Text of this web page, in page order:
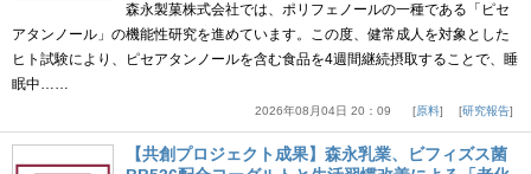
森永製菓株式会社では、ポリフェノールの一種である「ピセ
アタンノール」の機能性研究を進めています。この度、健常成人を対象とした
ヒト試験により、ピセアタンノールを含む食品を4週間継続摂取することで、睡
眠中……
2026年08月04日 20：09 原料 研究報告
【共創プロジェクト成果】森永乳業、ビフィズス菌